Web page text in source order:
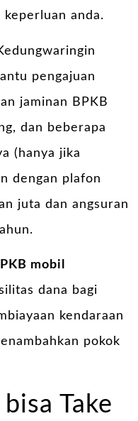
keperluan anda.
pengajuan
jaminan BPKB
dan beberapa
(hanya jika
dengan plafon
juta dan angsuran
mobil
dana bagi
kendaraan
pokok
Take